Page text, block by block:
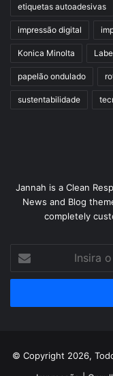
etiquetas autoadesivas
impressão digital
Konica Minolta
papelão ondulado
sustentabilidade
Jannah is a Clean
News and Blog
completely
seu
de
© Copyright 2026,